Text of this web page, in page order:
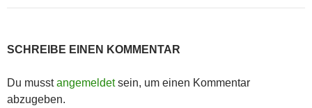
SCHREIBE EINEN KOMMENTAR
Du musstangemeldetsein, um einen Kommentar
abzugeben.